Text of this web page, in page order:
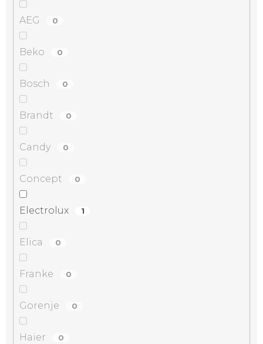
AEG 0
Beko 0
Bosch 0
Brandt 0
Candy 0
Concept 0
Electrolux 1
Elica 0
Franke 0
Gorenje 0
Haier 0